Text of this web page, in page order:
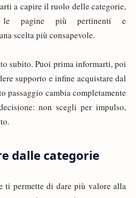
a capire il ruolo delle categorie,
le pagine più pertinenti e
scelta più consapevole.
subito. Puoi prima informarti, poi
supporto e infine acquistare dal
passaggio cambia completamente
non scegli per impulso,
dalle categorie
ti permette di dare più valore alla